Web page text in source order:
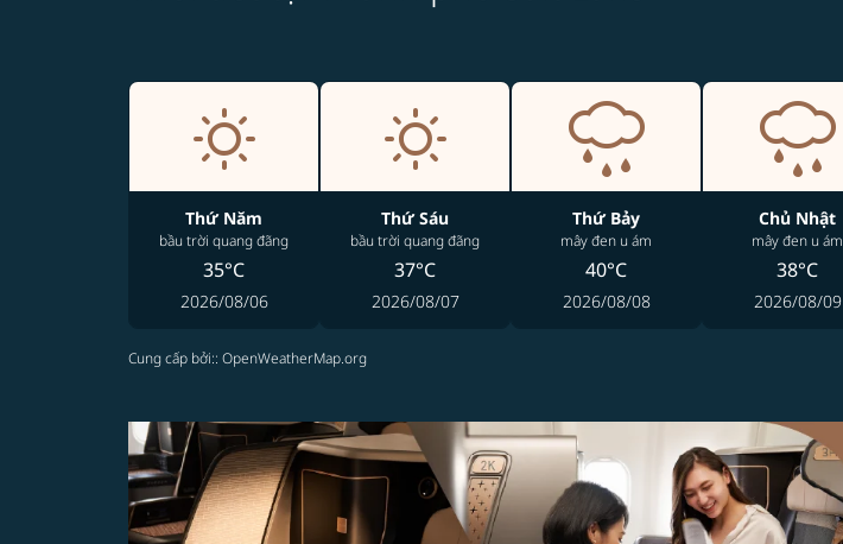
Thứ Năm
bầu trời quang đãng
35°C
2026/08/06
Thứ Sáu
bầu trời quang đãng
37°C
2026/08/07
Thứ Bảy
mây đen u ám
40°C
2026/08/08
Chủ Nhật
mây đen u ám
38°C
2026/08/09
Cung cấp bởi:: OpenWeatherMap.org